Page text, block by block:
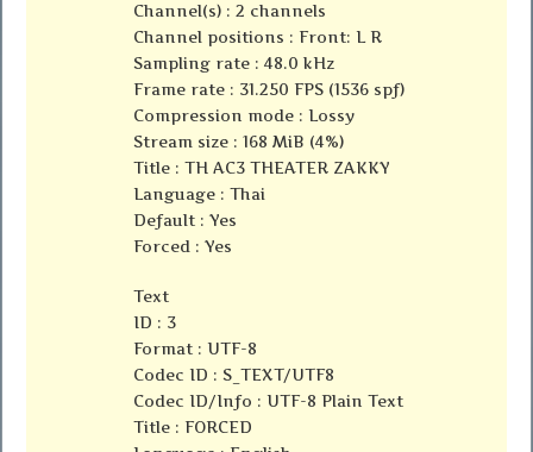
Channel(s) : 2 channels
Channel positions : Front: L R
Sampling rate : 48.0 kHz
Frame rate : 31.250 FPS (1536 spf)
Compression mode : Lossy
Stream size : 168 MiB (4%)
Title : TH AC3 THEATER ZAKKY
Language : Thai
Default : Yes
Forced : Yes
Text
ID : 3
Format : UTF-8
Codec ID : S_TEXT/UTF8
Codec ID/Info : UTF-8 Plain Text
Title : FORCED